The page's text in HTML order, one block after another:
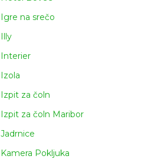
Igre na srečo
Illy
Interier
Izola
Izpit za čoln
Izpit za čoln Maribor
Jadrnice
Kamera Pokljuka